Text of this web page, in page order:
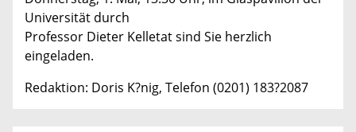
Universität durch
Professor Dieter Kelletat sind Sie herzlich
eingeladen.
Redaktion: Doris K?nig, Telefon (0201) 183?2087